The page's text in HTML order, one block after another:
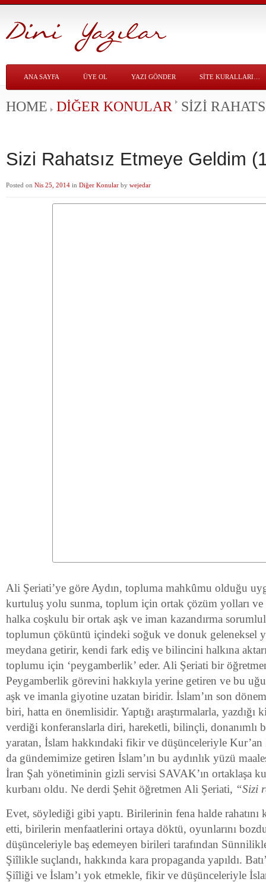
ANA SAYFA ÜYE OL YAZI GÖNDER SITE KURALLARI…
HOME DIĞER KONULAR SIZI
Sizi Rahatsız Etmeye Geldim
Posted on Nis 25, 2014 in Diğer Konular by wejedar
Ali Şeriati’ye göre Aydın, topluma mahkûmu olduğu
kurtuluş yolu sunma, toplum için ortak çözüm yolları ve
halka coşkulu bir ortak aşk ve iman kazandırma
toplumun çöküntü içindeki soğuk ve donuk geleneksel
meydana getirir, kendi fark ediş ve bilincini halkına
toplumu için ‘peygamberlik’ eder. Ali Şeriati bir
Peygamberlik görevini hakkıyla yerine getiren ve bu
aşk ve imanla giyotine uzatan biridir. İslam’ın son
biri, hatta en önemlisidir. Yaptığı araştırmalarla, yazdığı
verdiği konferanslarla diri, hareketli, bilinçli, donanımlı
yaratan, İslam hakkındaki fikir ve düşünceleriyle Kur’an
da gündemimize getiren İslam’ın bu aydınlık yüzü
İran Şah yönetiminin gizli servisi SAVAK’ın ortaklaşa
kurbanı oldu. Ne derdi Şehit öğretmen Ali Şeriati, “Sizi
Evet, söylediği gibi yaptı. Birilerinin fena halde rahatını
etti, birilerin menfaatlerini ortaya döktü, oyunlarını
düşünceleriyle baş edemeyen birileri tarafından
Şiîlikle suçlandı, hakkında kara propaganda yapıldı.
Şiîliği ve İslam’ı yok etmekle, fikir ve düşünceleriyle